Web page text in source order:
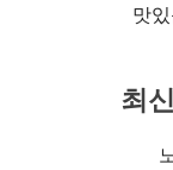
맛
최